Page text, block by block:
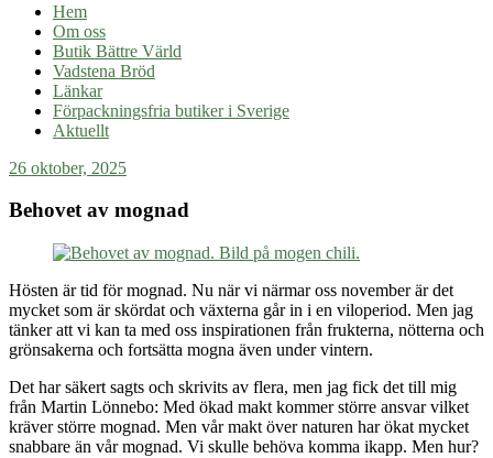
Hem
Om oss
Butik Bättre Värld
Vadstena Bröd
Länkar
Förpackningsfria butiker i Sverige
Aktuellt
26 oktober, 2025
Behovet av mognad
Hösten är tid för mognad. Nu när vi närmar oss november är det
mycket som är skördat och växterna går in i en viloperiod. Men jag
tänker att vi kan ta med oss inspirationen från frukterna, nötterna och
grönsakerna och fortsätta mogna även under vintern.
Det har säkert sagts och skrivits av flera, men jag fick det till mig
från Martin Lönnebo: Med ökad makt kommer större ansvar vilket
kräver större mognad. Men vår makt över naturen har ökat mycket
snabbare än vår mognad. Vi skulle behöva komma ikapp. Men hur?